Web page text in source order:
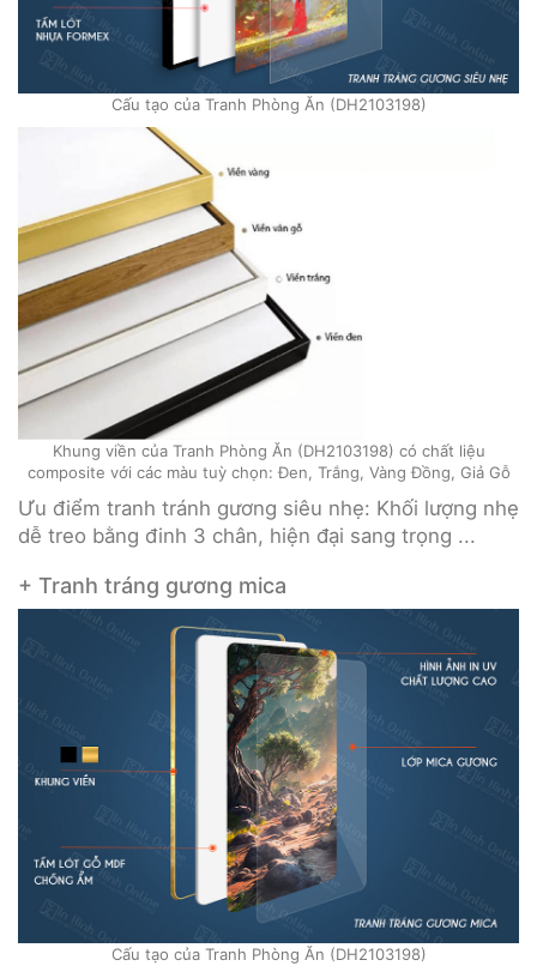
Cấu tạo của Tranh Phòng Ăn (DH2103198)
Khung viền của Tranh Phòng Ăn (DH2103198) có chất liệu
composite với các màu tuỳ chọn: Đen, Trắng, Vàng Đồng, Giả Gỗ
Ưu điểm tranh tránh gương siêu nhẹ: Khối lượng nhẹ
dễ treo bằng đinh 3 chân, hiện đại sang trọng ...
+ Tranh tráng gương mica
Cấu tạo của Tranh Phòng Ăn (DH2103198)